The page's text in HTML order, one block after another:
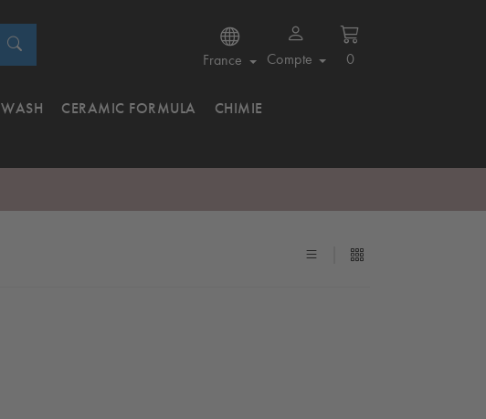
France Compte 0
CERAMIC FORMULA CHIMIE